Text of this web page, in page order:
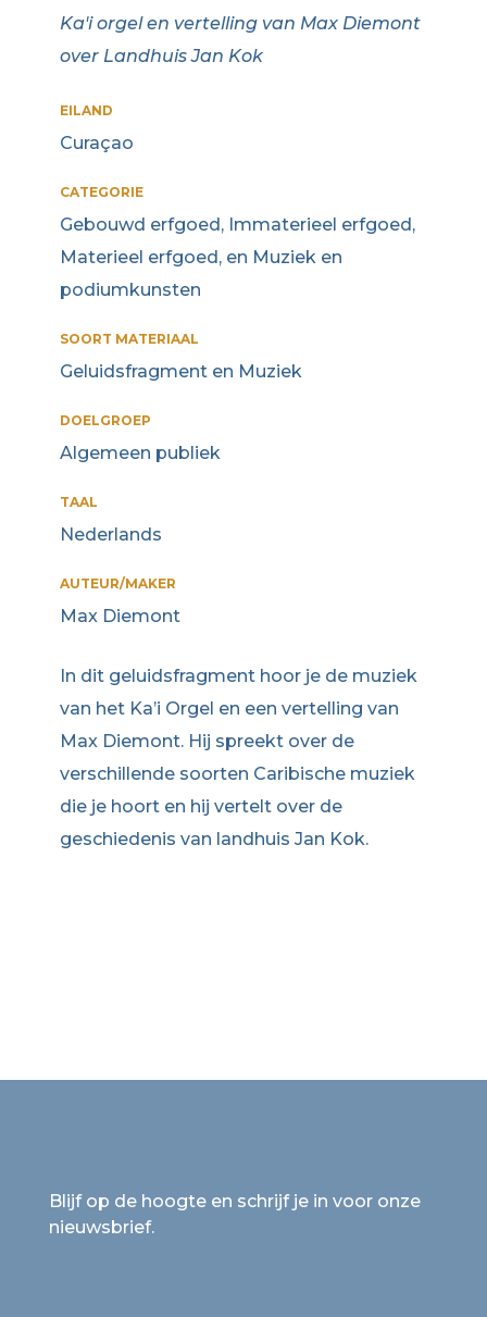
Ka'i orgel en vertelling van Max Diemont
over Landhuis Jan Kok
EILAND
Curaçao
CATEGORIE
Gebouwd erfgoed, Immaterieel erfgoed,
Materieel erfgoed, en Muziek en
podiumkunsten
SOORT MATERIAAL
Geluidsfragment en Muziek
DOELGROEP
Algemeen publiek
TAAL
Nederlands
AUTEUR/MAKER
Max Diemont
In dit geluidsfragment hoor je de muziek
van het Ka’i Orgel en een vertelling van
Max Diemont. Hij spreekt over de
verschillende soorten Caribische muziek
die je hoort en hij vertelt over de
geschiedenis van landhuis Jan Kok.
Blijf op de hoogte en schrijf je in voor onze
nieuwsbrief.